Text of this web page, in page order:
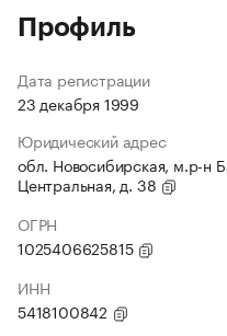
Профиль
Дата регистрации
23 декабря 1999
Юридический адрес
обл. Новосибирская, м.р-н
Центральная, д. 38
ОГРН
1025406625815
ИНН
5418100842